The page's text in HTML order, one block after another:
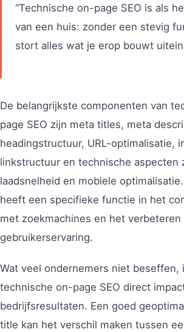
“Technische on-page SEO is als
van een huis: zonder een stevig
stort alles wat je erop bouwt
De belangrijkste componenten van
page SEO zijn meta titles, meta
headingstructuur, URL-optimalisatie,
linkstructuur en technische aspecten
laadsnelheid en mobiele
heeft een specifieke functie in het
met zoekmachines en het verbeteren
gebruikerservaring.
Wat veel ondernemers niet beseffen,
technische on-page SEO direct
bedrijfsresultaten. Een goed
title kan het verschil maken tussen